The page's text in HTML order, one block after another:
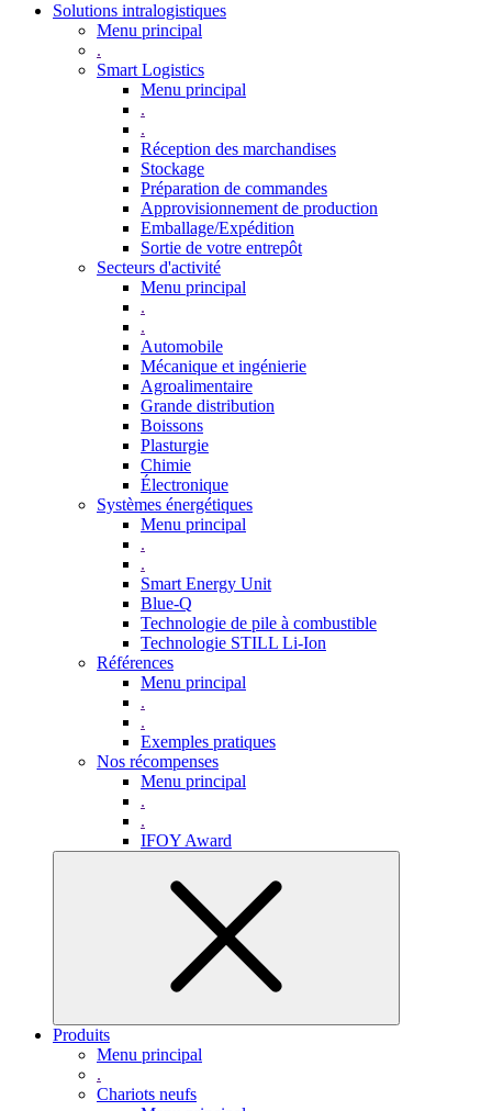
Solutions intralogistiques
Menu principal
.
Smart Logistics
Menu principal
.
.
Réception des marchandises
Stockage
Préparation de commandes
Approvisionnement de production
Emballage/Expédition
Sortie de votre entrepôt
Secteurs d'activité
Menu principal
.
.
Automobile
Mécanique et ingénierie
Agroalimentaire
Grande distribution
Boissons
Plasturgie
Chimie
Électronique
Systèmes énergétiques
Menu principal
.
.
Smart Energy Unit
Blue-Q
Technologie de pile à combustible
Technologie STILL Li-Ion
Références
Menu principal
.
.
Exemples pratiques
Nos récompenses
Menu principal
.
.
IFOY Award
Produits
Menu principal
.
Chariots neufs